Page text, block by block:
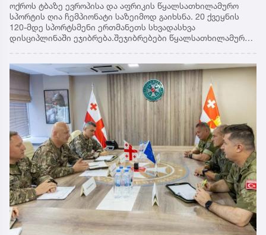
ოქროს ტბაზე ევროპისა და აფრიკის წყალსათხილამურო
სპორტის ღია ჩემპიონატი საზეიმოდ გაიხსნა. 20 ქვეყნის
120-მდე სპორტსმენი ერთმანეთს სხვადასხვა
დისციპლინაში ეჯიბრება.შეჯიბრებები წყალსათხილამურო
„ოფიციალურად გაიხსნა ევროპის და აფრიკის ღია
ჩემპიონატი წყლის თხილამურებში. თქვენ ნახეთ, რომ,
თავდაცვის სამინისტროსთან ერთად, პატარა შოუ მოვაწყვეთ
და მე მინდა მადლობა გადავუხადო მთლიანად თავდაცვის
სამინისტროს, საჰაერო ჯარებს და განსაკუთრებით ბატონ
მინისტრს, რომელმაც თავისი უდიდესი წვლილი შეიტანა
ამაში“, - განაცხადა საქართველოს სპორტის მინისტრის
პირველმა მოადგილემ, ირაკლი
მეძმარიაშვილმა.გამარჯვებულები 26 ივლისს
გამოვლინდებიან.